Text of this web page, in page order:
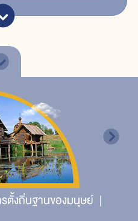
ตั้งถิ่นฐานของมนุษย์